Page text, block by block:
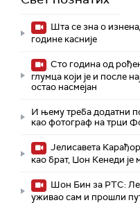
Шта се зна о
године касније
Сто година од
глумца који је и после
остао насмејан
И њему треба додатни
као фотограф на трци
Јелисавета
као брат, Џон Кенеди је
Шон Бин за РТС:
уживао сам и прошли